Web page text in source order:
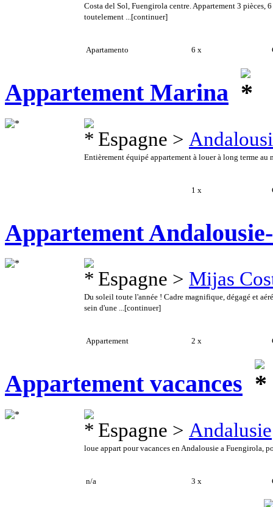
Costa del Sol, Fuengirola centre. Appartement 3 pièces,
toutelement ...[continuer]
Apartamento 6 x
Appartement Marina
Espagne >
Entièrement équipé appartement à louer à long terme au
1 x
Appartement
Espagne > Mijas
Du soleil toute l'année ! Cadre magnifique, dégagé et
sein d'une ...[continuer]
Appartement 2 x
Appartement vacances
Espagne > Andalusie
loue appart pour vacances en Andalousie a Fuengirola,
n/a 3 x